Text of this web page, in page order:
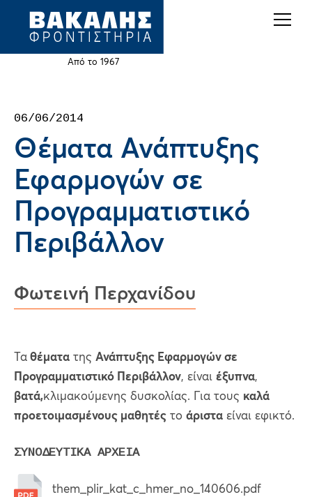
Jump
Από το 1967
top
06/06/2014
Θέματα Ανάπτυξης
Εφαρμογών σε
Προγραμματιστικό
Περιβάλλον
Φωτεινή Περχανίδου
Τα θέματα της Ανάπτυξης Εφαρμογών σε
Προγραμματιστικό Περιβάλλον, είναι έξυπνα,
βατά,κλιμακούμενης δυσκολίας. Για τους καλά
προετοιμασμένους μαθητές το άριστα είναι εφικτό.
ΣΥΝΟΔΕΥΤΙΚΑ ΑΡΧΕΙΑ
them_plir_kat_c_hmer_no_140606.pdf